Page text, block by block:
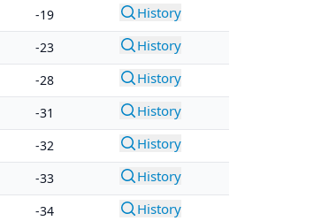
-19 History
-23 History
-28 History
-31 History
-32 History
-33 History
-34 History